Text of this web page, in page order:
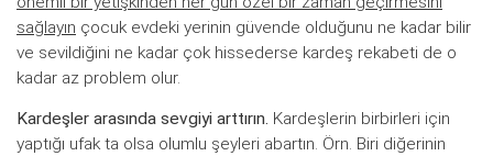
sağlayın çocuk evdeki yerinin güvende olduğunu ne kadar bilir
ve sevildiğini ne kadar çok hissederse kardeş rekabeti de o
kadar az problem olur.
Kardeşler arasında sevgiyi arttırın. Kardeşlerin birbirleri için
yaptığı ufak ta olsa olumlu şeyleri abartın. Örn. Biri diğerinin